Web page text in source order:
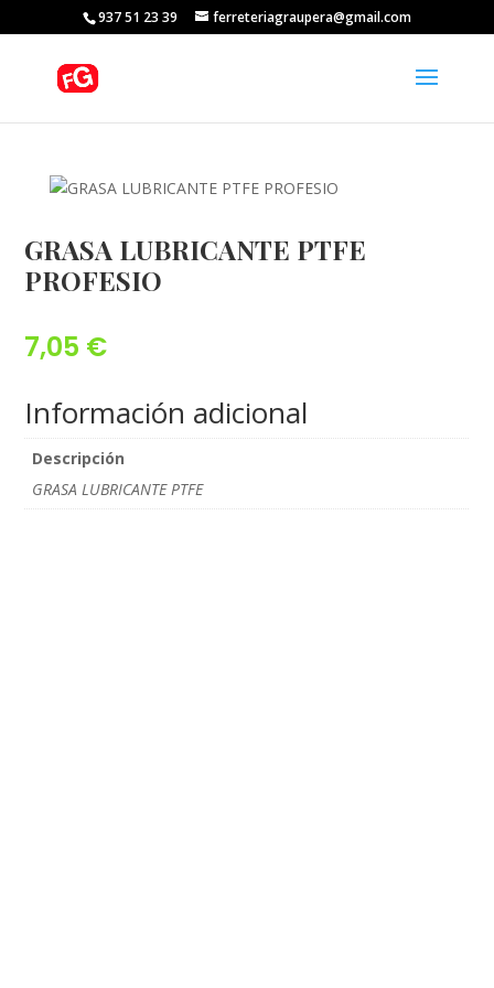
937 51 23 39 ferreteriagraupera@gmail.com
GRASA LUBRICANTE PTFE
PROFESIO
7,05 €
Información adicional
Descripción
GRASA LUBRICANTE PTFE